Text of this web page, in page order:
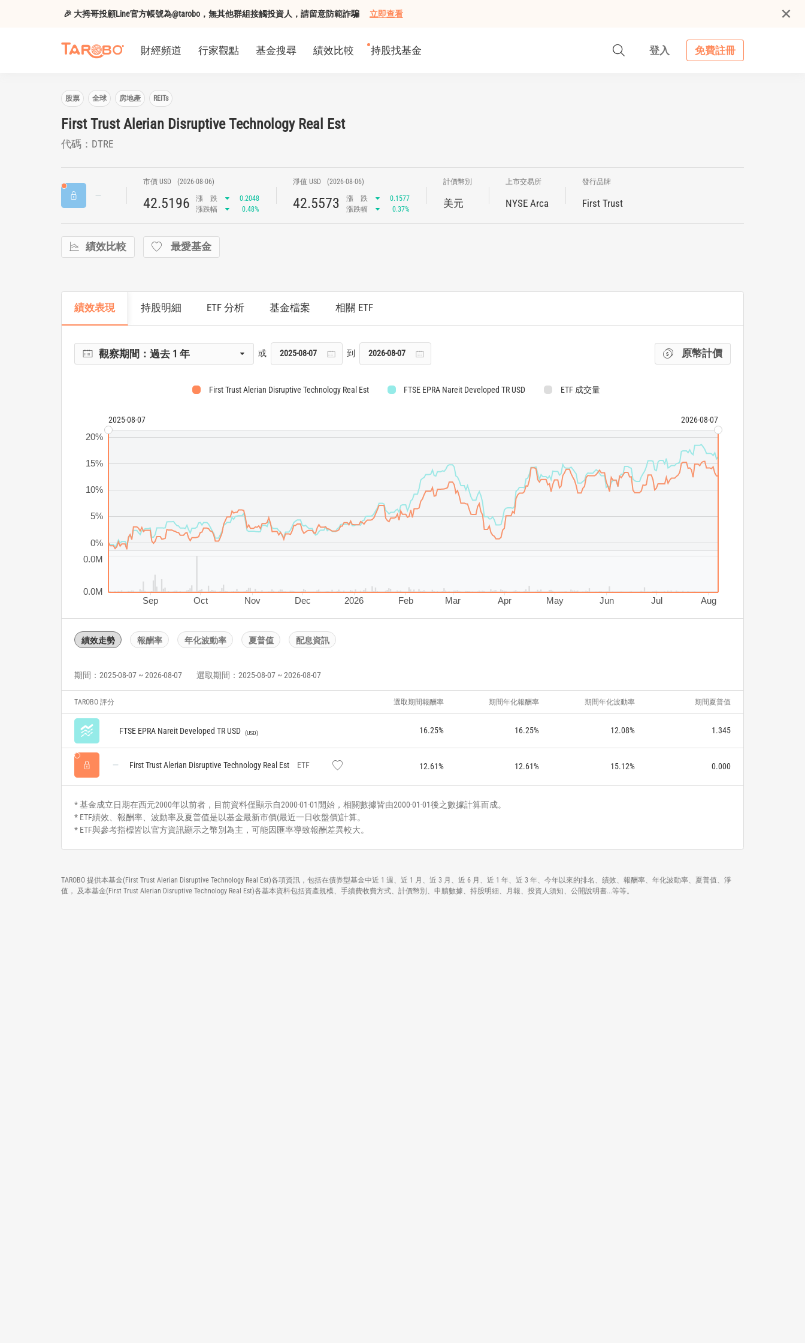
🎉 大拇哥投顧Line官方帳號為@tarobo，無其他群組接觸投資人，請留意防範詐騙 立即查看
財經頻道 行家觀點 基金搜尋 績效比較 持股找基金 登入 免費註冊
股票 全球 房地產 REITs
First Trust Alerian Disruptive Technology Real Est
代碼：DTRE
市價 USD (2026-08-06)
42.5196 漲 跌
0.2048
漲跌幅
0.48%
淨值 USD (2026-08-06)
42.5573 漲 跌
0.1577
漲跌幅
0.37%
計價幣別
美元
上市交易所
NYSE Arca
發行品牌
First Trust
績效比較 最愛基金
績效表現 持股明細 ETF 分析 基金檔案 相關 ETF
觀察期間：過去 1 年 或 到 原幣計價
First Trust Alerian Disruptive Technology Real Est FTSE EPRA Nareit Developed TR USD ETF 成交量
2025-08-07 2026-08-07
Sep Oct Nov Dec 2026 Feb Mar Apr May Jun Jul Aug
0.0M
0.0M
0%
5%
10%
15%
20%
績效走勢 報酬率 年化波動率 夏普值 配息資訊
期間：2025-08-07 ~ 2026-08-07 選取期間：2025-08-07 ~ 2026-08-07
TAROBO 評分 選取期間報酬率 期間年化報酬率 期間年化波動率 期間夏普值
FTSE EPRA Nareit Developed TR USD USD 16.25% 16.25% 12.08% 1.345
First Trust Alerian Disruptive Technology Real Est ETF 12.61% 12.61% 15.12% 0.000
* 基金成立日期在西元2000年以前者，目前資料僅顯示自2000-01-01開始，相關數據皆由2000-01-01後之數據計算而成。
* ETF績效、報酬率、波動率及夏普值是以基金最新市價(最近一日收盤價)計算。
* ETF與參考指標皆以官方資訊顯示之幣別為主，可能因匯率導致報酬差異較大。
TAROBO 提供本基金(First Trust Alerian Disruptive Technology Real Est)各項資訊，包括在債券型基金中近 1 週、近 1 月、近 3 月、近 6 月、近 1 年、近 3 年、今年以來的排名、績效、報酬率、年化波動率、夏普值、淨
值， 及本基金(First Trust Alerian Disruptive Technology Real Est)各基本資料包括資產規模、手續費收費方式、計價幣別、申贖數據、持股明細、月報、投資人須知、公開說明書...等等。